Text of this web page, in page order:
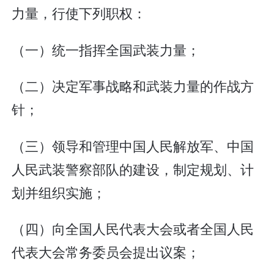
力量，行使下列职权：
（一）统一指挥全国武装力量；
（二）决定军事战略和武装力量的作战方
针；
（三）领导和管理中国人民解放军、中国
人民武装警察部队的建设，制定规划、计
划并组织实施；
（四）向全国人民代表大会或者全国人民
代表大会常务委员会提出议案；